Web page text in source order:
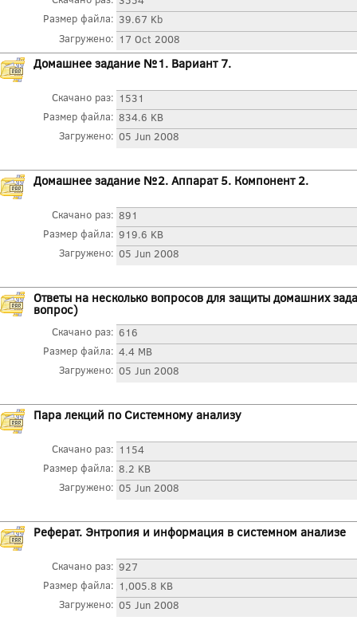
Размер файла: 39.67 Kb
Загружено: 17 Oct 2008
Домашнее задание №1. Вариант 7.
Скачано раз: 1531
Размер файла: 834.6 KB
Загружено: 05 Jun 2008
Домашнее задание №2. Аппарат 5. Компонент 2.
Скачано раз: 891
Размер файла: 919.6 KB
Загружено: 05 Jun 2008
Ответы на несколько вопросов для защиты домашних
вопрос)
Скачано раз: 616
Размер файла: 4.4 MB
Загружено: 05 Jun 2008
Пара лекций по Системному анализу
Скачано раз: 1154
Размер файла: 8.2 KB
Загружено: 05 Jun 2008
Реферат. Энтропия и информация в системном анализе
Скачано раз: 927
Размер файла: 1,005.8 KB
Загружено: 05 Jun 2008